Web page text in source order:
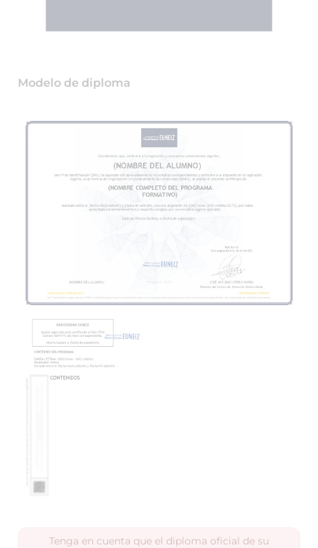
Modelo de diploma
Tenga en cuenta que el diploma oficial de su